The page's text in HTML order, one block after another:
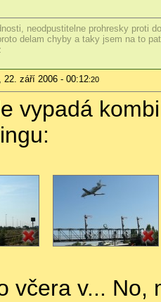
neodpustitelne prohresky proti
delam chyby a taky jsem na to
22. září 2006 - 00:12:20
vypadá
včera v...